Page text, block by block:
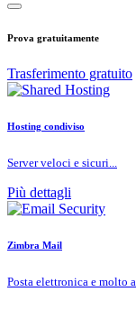
Prova gratuitamente
Trasferimento gratuito
Hosting condiviso
Server veloci e sicuri...
Più dettagli
Zimbra Mail
Posta elettronica e molto